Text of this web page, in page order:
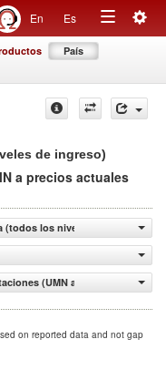
En Es
Toggle
País
de ingreso)
a precios actuales
(todos los niveles de ingreso)
(UMN a precios actuales)
on reported data and not gap